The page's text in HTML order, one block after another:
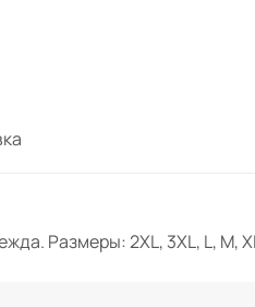
Размеры: 2XL, 3XL, L,